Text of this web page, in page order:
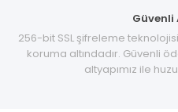
Güvenli
256-bit SSL şifreleme
koruma altındadır. Güvenli
altyapımız ile